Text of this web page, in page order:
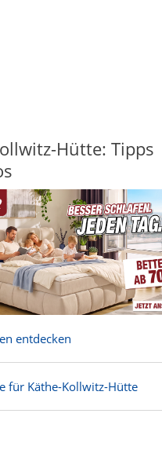
Hütte: Tipps
entdecken
für Käthe-Kollwitz-Hütte